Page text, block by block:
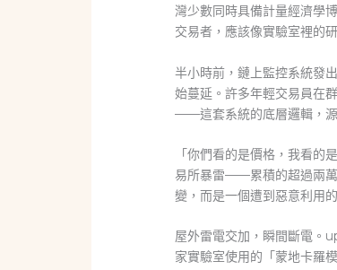
灣少數同時具備計量經濟學
交易者，應該像實驗室裡的
半小時前，鏈上監控系統發
始蔓延。許多年輕交易員在
——這套系統的底層邏輯，源
「你們看的是價格，我看
易所暴雷——累積的超過兩萬
變，而是一個遭到惡意利用
屋外雷電交加，瞬間斷電。
家實驗室使用的「蒙地卡羅